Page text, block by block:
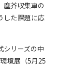
塵芥収集車の
した課題に応
シリーズの中
境展（5月25